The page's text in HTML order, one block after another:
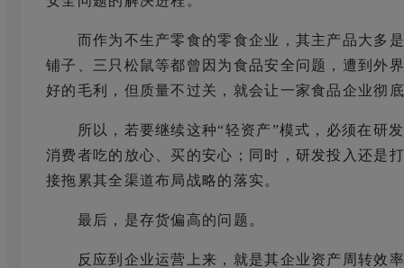
而作为不生产零食的零食企业，其主产品大多是
铺子、三只松鼠等都曾因为食品安全问题，遭到外
好的毛利，但质量不过关，就会让一家食品企业彻
所以，若要继续这种“轻资产”模式，必须在研发
消费者吃的放心、买的安心；同时，研发投入还是
接拖累其全渠道布局战略的落实。
最后，是存货偏高的问题。
反应到企业运营上来，就是其企业资产周转效率